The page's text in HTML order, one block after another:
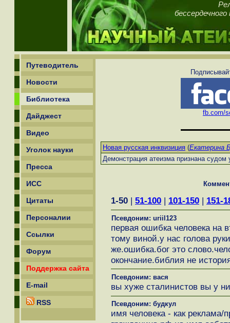
Путеводитель
Новости
Библиотека
Дайджест
Видео
Уголок науки
Пресса
ИСС
Цитаты
Персоналии
Ссылки
Форум
Поддержка сайта
E-mail
RSS
fb.com/
Новая русская инквизиция (Екатерина
Демонстрация атеизма признана
1-50 | 51-100 | 101-150 | 151-
Псевдоним: uriil123
первая ошибка человека на
тому виной.у нас голова
же.ошибка.бог это
окончание.библия не
Псевдоним: вася
вы хуже сталинистов вы у
Псевдоним: будкул
имя человека - как реклама/